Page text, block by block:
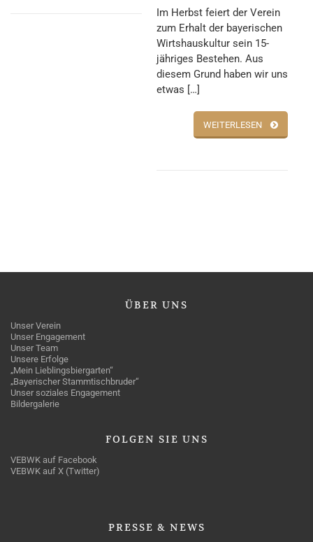
Im Herbst feiert der Verein
zum Erhalt der bayerischen
Wirtshauskultur sein 15-
jähriges Bestehen. Aus
diesem Grund haben wir uns
etwas […]
WEITERLESEN
ÜBER UNS
Unser Verein
Unser Engagement
Unser Team
Unsere Erfolge
„Mein Lieblingsbiergarten“
„Bayerischer Stammtischbruder“
Unser soziales Engagement
Bildergalerie
FOLGEN SIE UNS
VEBWK auf Facebook
VEBWK auf X (Twitter)
PRESSE & NEWS